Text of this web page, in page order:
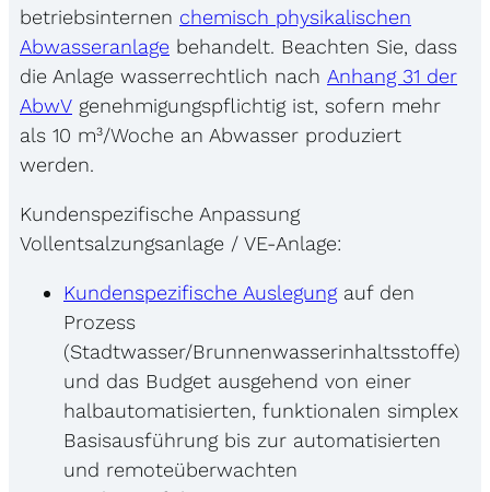
betriebsinternen chemisch physikalischen
Abwasseranlage behandelt. Beachten Sie, dass
die Anlage wasserrechtlich nach Anhang 31 der
AbwV genehmigungspflichtig ist, sofern mehr
als 10 m³/Woche an Abwasser produziert
werden.
Kundenspezifische Anpassung
Vollentsalzungsanlage / VE-Anlage:
Kundenspezifische Auslegungauf den
Prozess
(Stadtwasser/Brunnenwasserinhaltsstoffe)
und das Budget ausgehend von einer
halbautomatisierten, funktionalen simplex
Basisausführung bis zur automatisierten
und remoteüberwachten